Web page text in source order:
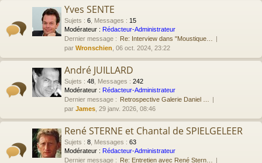
Yves SENTE
Sujets : 6 Messages : 15
Modérateur : Rédacteur-Administrateur
Dernier message : Re: Interview dans "Moustique…
par Wronschien , 06 oct. 2024, 23:22
André JUILLARD
Sujets : 48 Messages : 242
Modérateur : Rédacteur-Administrateur
Dernier message : Retrospective Galerie Daniel …
par James , 29 janv. 2026, 08:46
René STERNE et Chantal de SPIELGELEER
Sujets : 8 Messages : 63
Modérateur : Rédacteur-Administrateur
Dernier message : Re: Entretien avec René Stern…